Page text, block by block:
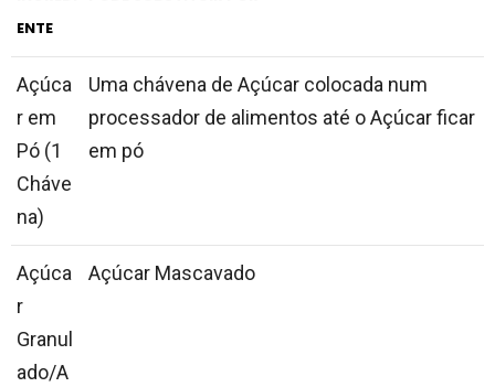
ENTE
Açúca
r em
Pó (1
Cháve
na)
Uma chávena de Açúcar colocada num
processador de alimentos até o Açúcar ficar
em pó
Açúca
r
Granul
ado/A
Açúcar Mascavado